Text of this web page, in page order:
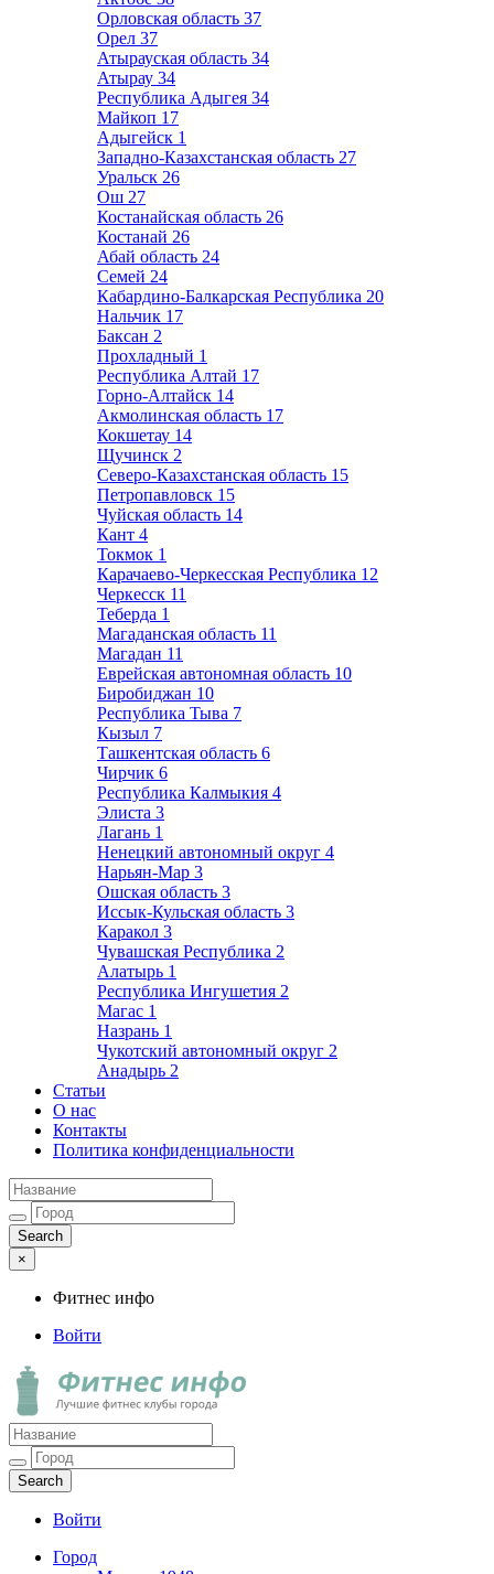
Орловская область 37
Орел 37
Атырауская область 34
Атырау 34
Республика Адыгея 34
Майкоп 17
Адыгейск 1
Западно-Казахстанская область 27
Уральск 26
Ош 27
Костанайская область 26
Костанай 26
Абай область 24
Семей 24
Кабардино-Балкарская Республика 20
Нальчик 17
Баксан 2
Прохладный 1
Республика Алтай 17
Горно-Алтайск 14
Акмолинская область 17
Кокшетау 14
Щучинск 2
Северо-Казахстанская область 15
Петропавловск 15
Чуйская область 14
Кант 4
Токмок 1
Карачаево-Черкесская Республика 12
Черкесск 11
Теберда 1
Магаданская область 11
Магадан 11
Еврейская автономная область 10
Биробиджан 10
Республика Тыва 7
Кызыл 7
Ташкентская область 6
Чирчик 6
Республика Калмыкия 4
Элиста 3
Лагань 1
Ненецкий автономный округ 4
Нарьян-Мар 3
Ошская область 3
Иссык-Кульская область 3
Каракол 3
Чувашская Республика 2
Алатырь 1
Республика Ингушетия 2
Магас 1
Назрань 1
Чукотский автономный округ 2
Анадырь 2
Статьи
О нас
Контакты
Политика конфиденциальности
×
Фитнес инфо
Войти
Фитнес инфо
Лучшие фитнес клубы города
Войти
Город